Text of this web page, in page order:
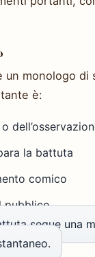
monologo di
è:
la battuta
comico
pubblico
segue una